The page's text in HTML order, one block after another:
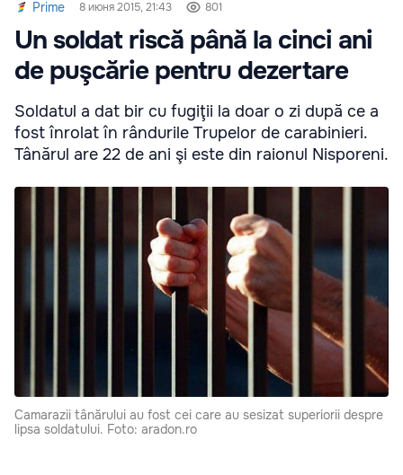
Prime 8 июня 2015, 21:43 801
Un soldat riscă până la cinci ani
de puşcărie pentru dezertare
Soldatul a dat bir cu fugiţii la doar o zi după ce a
fost înrolat în rândurile Trupelor de carabinieri.
Tânărul are 22 de ani şi este din raionul Nisporeni.
Camarazii tânărului au fost cei care au sesizat superiorii despre
lipsa soldatului. Foto: aradon.ro